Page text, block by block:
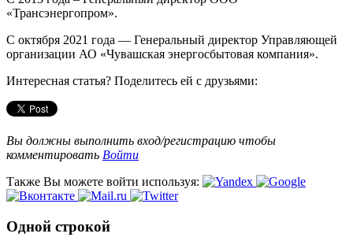
«Трансэнергопром».
С октября 2021 года — Генеральный директор Управляющей
организации АО «Чувашская энергосбытовая компания».
Интересная статья? Поделитесь ей с друзьями:
Вы должны выполнить вход/регистрацию чтобы
комментировать Войти
Также Вы можете войти используя:
Одной строкой